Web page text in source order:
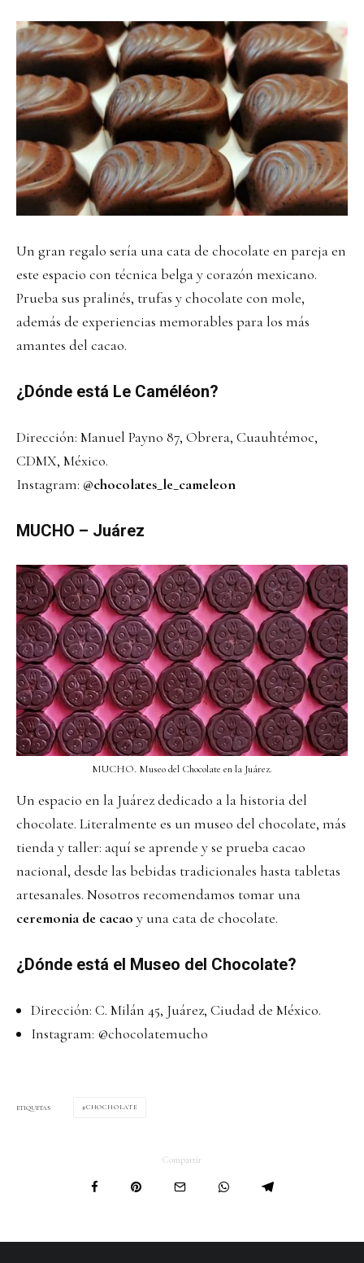
Un gran regalo sería una cata de chocolate en pareja en
este espacio con técnica belga y corazón mexicano.
Prueba sus pralinés, trufas y chocolate con mole,
además de experiencias memorables para los más
amantes del cacao.
¿Dónde está Le Caméléon?
Dirección: Manuel Payno 87, Obrera, Cuauhtémoc,
CDMX, México.
Instagram: @chocolates_le_cameleon
MUCHO – Juárez
MUCHO. Museo del Chocolate en la Juárez.
Un espacio en la Juárez dedicado a la historia del
chocolate. Literalmente es un museo del chocolate, más
tienda y taller: aquí se aprende y se prueba cacao
nacional, desde las bebidas tradicionales hasta tabletas
artesanales. Nosotros recomendamos tomar una
ceremonia de cacao y una cata de chocolate.
¿Dónde está el Museo del Chocolate?
Dirección: C. Milán 45, Juárez, Ciudad de México.
Instagram: @chocolatemucho
ETIQUETAS CHOCHOLATE
Compartir